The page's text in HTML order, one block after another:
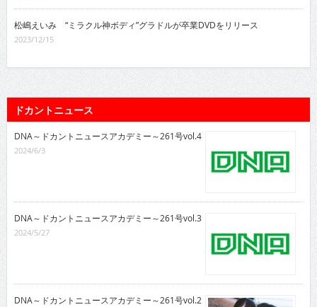
松嶋えいみ “ミラクル神ボディ”グラドルが卒業DVDをリリース
2023/12/15
ドカントニュース
DNA～ドカントニュースアカデミー～261号vol.4
2024/6/3
DNA～ドカントニュースアカデミー～261号vol.3
2024/5/27
DNA～ドカントニュースアカデミー～261号vol.2